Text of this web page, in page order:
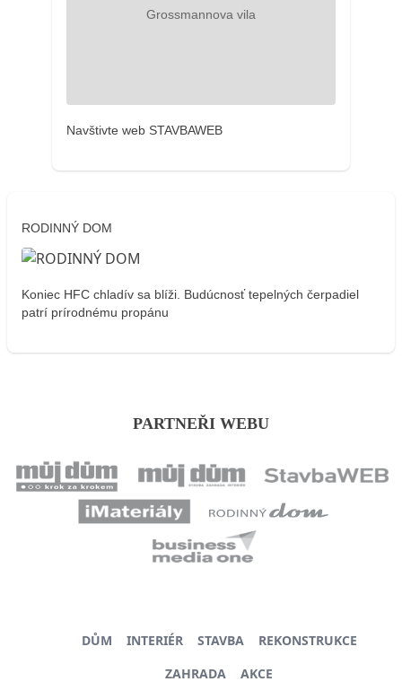
Navštivte web STAVBAWEB
RODINNÝ DOM
Koniec HFC chladív sa blíži. Budúcnosť tepelných čerpadiel
patrí prírodnému propánu
PARTNEŘI WEBU
DŮM INTERIÉR STAVBA
REKONSTRUKCE
ZAHRADA
AKCE